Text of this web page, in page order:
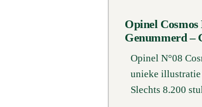
Opinel Cosmos
Genummerd –
Opinel N°08
unieke illustratie
Slechts 8.200